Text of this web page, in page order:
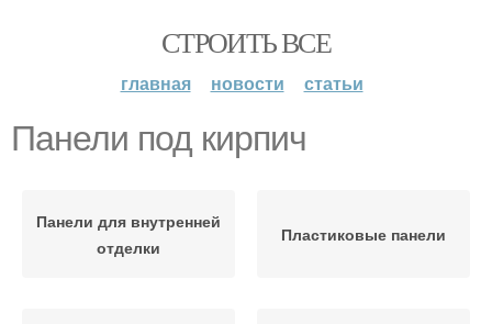
СТРОИТЬ ВСЕ
главная новости статьи
Панели под кирпич
Панели для внутренней
отделки
Пластиковые панели